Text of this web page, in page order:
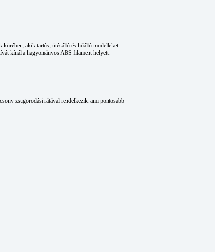
körében, akik tartós, ütésálló és hőálló modelleket
kínál a hagyományos ABS filament helyett.
zsugorodási rátával rendelkezik, ami pontosabb